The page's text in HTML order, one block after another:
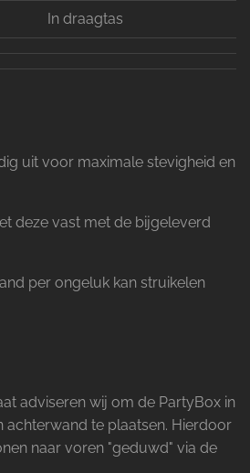
In draagtas
uit voor maximale stevigheid en
deze vast met de bijgeleverd
per ongeluk kan struikelen
adviseren wij om de PartyBox in
achterwand te plaatsen. Hierdoor
naar voren "geduwd" via de